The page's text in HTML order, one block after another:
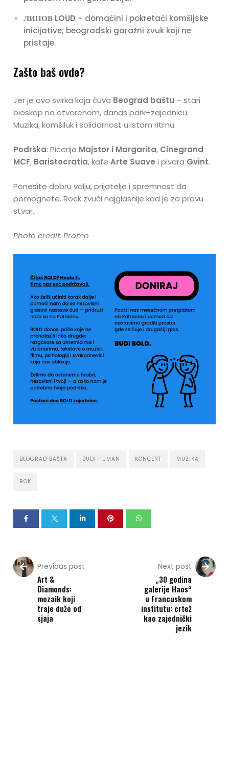
ЛИПОВ LOUD – domaćini i pokretači komšijske
inicijative; beogradski garažni zvuk koji ne
pristaje.
Zašto baš ovde?
Jer je ovo svirka koja čuva Beograd baštu – stari
bioskop na otvorenom, danas park–zajednicu.
Muzika, komšiluk i solidarnost u istom ritmu.
Podrška: Picerija Majstor i Margarita, Cinegrand
MCF, Baristocratia, kafeArte Suave i pivara Gvint.
Ponesite dobru volju, prijatelje i spremnost da
pomognete. Rock zvuči najglasnije kad je za pravu
stvar.
Photo credit: Promo
BEOGRAD BAŠTA BUDI HUMAN KONCERT MUZIKA
ROK
Previous post
Art &
Diamonds:
mozaik koji
traje duže od
sjaja
Next post
„30 godina
galerije Haos“
u Francuskom
institutu: crtež
kao zajednički
jezik